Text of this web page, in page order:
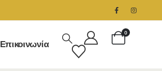
Επικοινωνία
0